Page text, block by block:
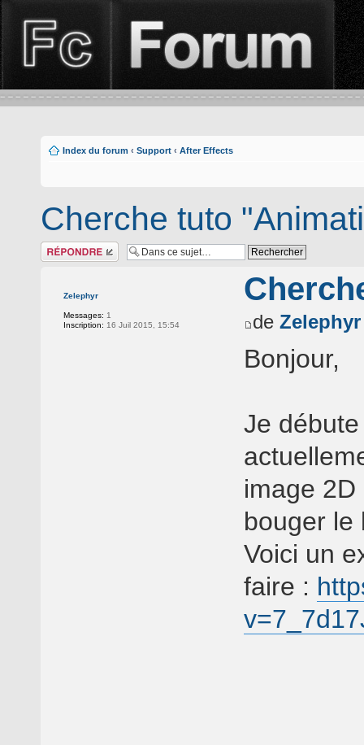
Index du forum ‹ Support ‹ After Effects
Cherche tuto
Répondre
Zelephyr
Messages: 1
Inscription: 16 Juil 2015, 15:54 de Zelephyr
Bonjour,
Je
image
bouger le
Voici un
faire :